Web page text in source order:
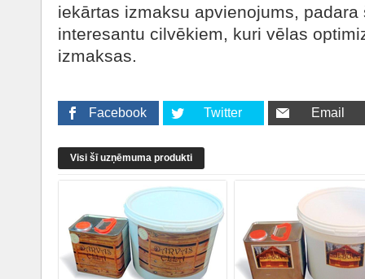
iekārtas izmaksu apvienojums,
interesantu cilvēkiem, kuri vēlas
izmaksas.
Facebook Twitter Email
Visi šī uzņēmuma produkti